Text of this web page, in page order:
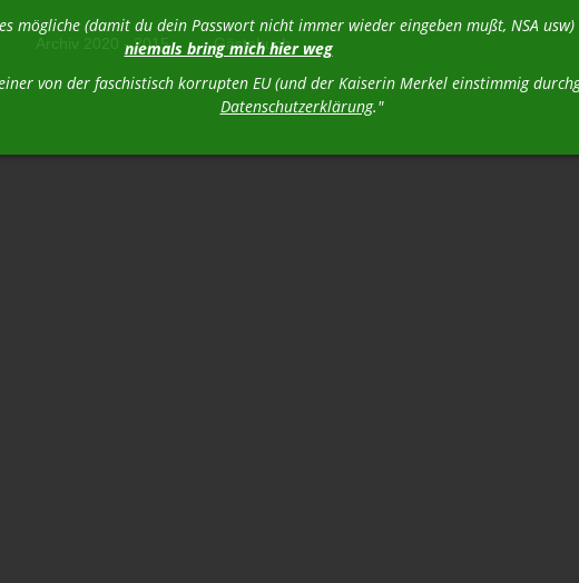
mögliche (damit du dein Passwort nicht immer wieder eingeben mußt, NSA
niemals bring mich hier weg
von der faschistisch korrupten EU (und der Kaiserin Merkel einstimmig
Datenschutzerklärung."
Archiv 2020 - 2015 Gästebuch